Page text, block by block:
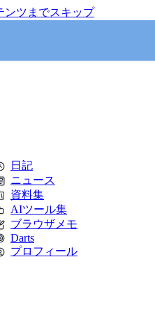
ンツまでスキップ
日記
ニュース
資料集
AIツール集
ブラウザメモ
Darts
プロフィール